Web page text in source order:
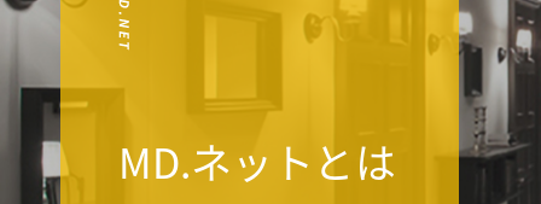
MD.ネットとは